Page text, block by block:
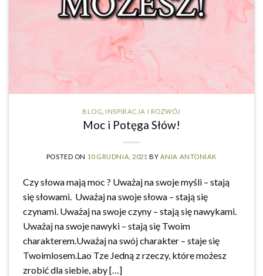
BLOG INSPIRACJA I ROZWÓJ
Moc i Potęga Słów!
POSTED ON 10 GRUDNIA, 2021 BY ANIA ANTONIAK
Czy słowa mają moc ? Uważaj na swoje myśli – stają
się słowami. Uważaj na swoje słowa – stają się
czynami. Uważaj na swoje czyny – stają się nawykami.
Uważaj na swoje nawyki – stają się Twoim
charakterem.Uważaj na swój charakter – staje się
Twoimlosem.Lao Tze Jedną z rzeczy, które możesz
zrobić dla siebie, aby […]